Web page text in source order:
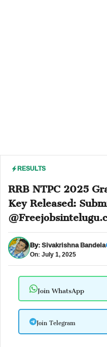
RESULTS
RRB NTPC 2025
Key Released:
By:Sivakrishna Bandela
On: July 1, 2025
Join WhatsApp
Join Telegram